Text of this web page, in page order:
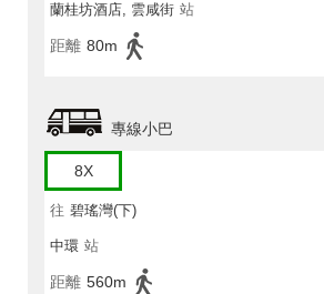
蘭桂坊酒店, 雲咸街 站
距離 80m
專線小巴
8X
往 碧瑤灣(下)
中環 站
距離 560m